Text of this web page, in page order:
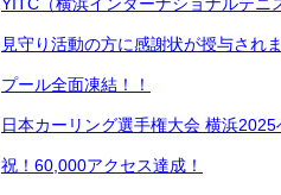
見守り活動の方に感謝状が授与され
プール全面凍結！！
日本カーリング選手権大会 横浜
祝！60,000アクセス達成！